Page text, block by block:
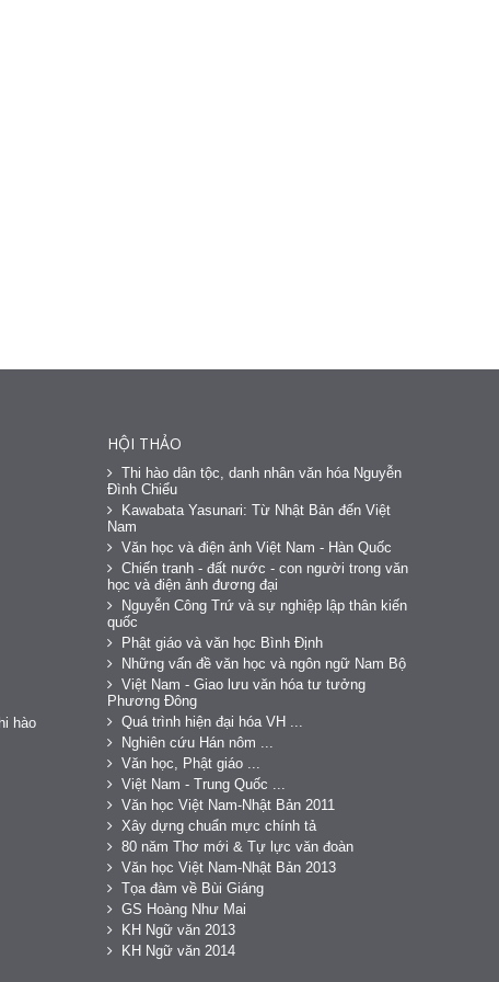
hào
HỘI THẢO
Thi hào dân tộc, danh nhân văn hóa Nguyễn
Đình Chiểu
Kawabata Yasunari: Từ Nhật Bản đến Việt
Nam
Văn học và điện ảnh Việt Nam - Hàn Quốc
Chiến tranh - đất nước - con người trong văn
học và điện ảnh đương đại
Nguyễn Công Trứ và sự nghiệp lập thân kiến
quốc
Phật giáo và văn học Bình Định
Những vấn đề văn học và ngôn ngữ Nam Bộ
Việt Nam - Giao lưu văn hóa tư tưởng
Phương Đông
Quá trình hiện đại hóa VH ...
Nghiên cứu Hán nôm ...
Văn học, Phật giáo ...
Việt Nam - Trung Quốc ...
Văn học Việt Nam-Nhật Bản 2011
Xây dựng chuẩn mực chính tả
80 năm Thơ mới & Tự lực văn đoàn
Văn học Việt Nam-Nhật Bản 2013
Tọa đàm về Bùi Giáng
GS Hoàng Như Mai
KH Ngữ văn 2013
KH Ngữ văn 2014